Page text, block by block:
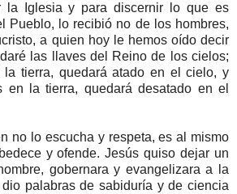
la Iglesia y para discernir lo que es
Pueblo, lo recibió no de los hombres,
a quien hoy le hemos oído decir
las llaves del Reino de los cielos;
tierra, quedará atado en el cielo, y
en la tierra, quedará desatado en el
no lo escucha y respeta, es al mismo
y ofende. Jesús quiso dejar un
gobernara y evangelizara a la
palabras de sabiduría y de ciencia